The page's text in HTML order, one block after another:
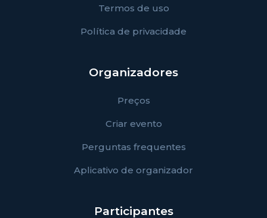
Termos de uso
Política de privacidade
Organizadores
Preços
Criar evento
Perguntas frequentes
Aplicativo de organizador
Participantes